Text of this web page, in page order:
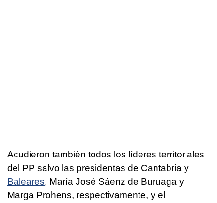
Acudieron también todos los líderes territoriales
del PP salvo las presidentas de Cantabria y
Baleares, María José Sáenz de Buruaga y
Marga Prohens, respectivamente, y el